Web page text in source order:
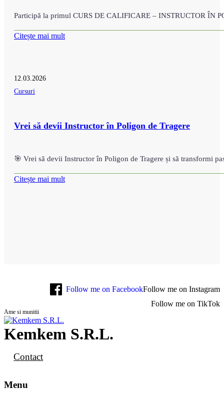
Participă la primul CURS DE CALIFICARE – INSTRUCTOR ÎN
Citește mai mult
12.03.2026
Cursuri
Vrei să devii Instructor în Poligon de Tragere
🎯 Vrei să devii Instructor în Poligon de Tragere și să transformi
Citește mai mult
Follow me on FacebookFollow me on Instagram
Follow me on TikTok
Ame si munitii
Kemkem S.R.L.
Contact
Menu